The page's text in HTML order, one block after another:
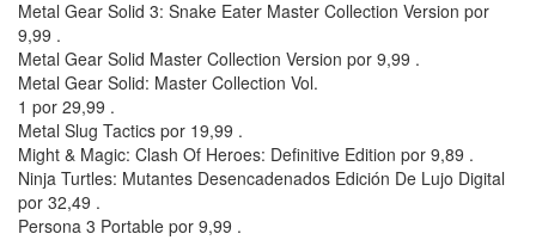
Metal Gear Solid 3: Snake Eater Master Collection Version por
9,99 .
Metal Gear Solid Master Collection Version por 9,99 .
Metal Gear Solid: Master Collection Vol.
1 por 29,99 .
Metal Slug Tactics por 19,99 .
Might & Magic: Clash Of Heroes: Definitive Edition por 9,89 .
Ninja Turtles: Mutantes Desencadenados Edición De Lujo Digital
por 32,49 .
Persona 3 Portable por 9,99 .